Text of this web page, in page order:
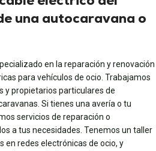
una autocaravana o
en la reparación y renovación
para vehículos de ocio. Trabajamos
y propietarios particulares de
Si tienes una avería o tu
servicios de reparación o
a tus necesidades. Tenemos un taller
en redes electrónicas de ocio, y